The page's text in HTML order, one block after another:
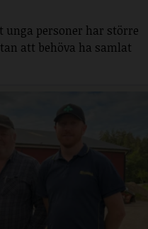
unga personer har större
att behöva ha samlat